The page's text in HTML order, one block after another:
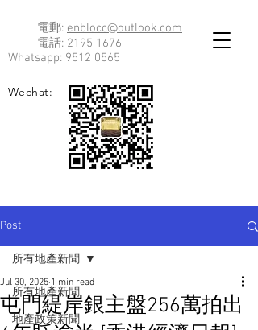
電郵: enblocc@outlook.com
電話: 2195 1676
Whatsapp: 9512 0565
Wechat:
Post
所有地產新聞
地產政策新聞
所有地產新聞
屯門緹岸銀主盤256萬拍出
Jul 30, 2025 1 min read